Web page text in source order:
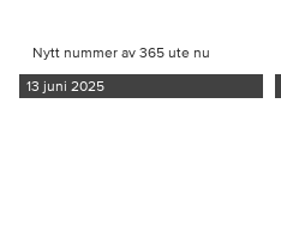
Nytt nummer av 365 ute nu
13 juni 2025